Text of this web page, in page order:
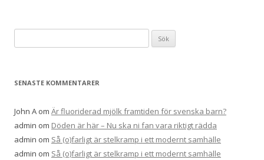
efter:
SENASTE KOMMENTARER
John A om Är fluoriderad mjölk framtiden för svenska barn?
admin om Döden är här – Nu ska ni fan vara riktigt rädda
admin om Så (o)farligt är stelkramp i ett modernt samhälle
admin om Så (o)farligt är stelkramp i ett modernt samhälle